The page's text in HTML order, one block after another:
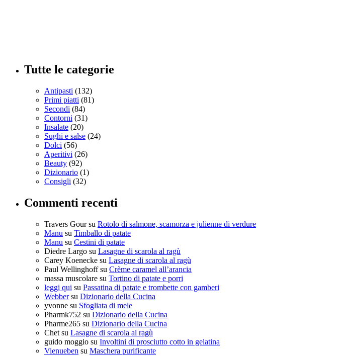
Tutte le categorie
Antipasti (132)
Primi piatti (81)
Secondi (84)
Contorni (31)
Insalate (20)
Sughi e salse (24)
Dolci (56)
Aperitivi (26)
Beauty (92)
Dizionario (1)
Consigli (32)
Commenti recenti
Travers Goursu Rotolo di salmone, scamorza e julienne di verdure
Manu su Timballo di patate
Manu su Cestini di patate
Diedre Largo su Lasagne di scarola al ragù
Carey Koenecke su Lasagne di scarola al ragù
Paul Wellinghoffsu Crème caramel all’arancia
massa muscolare su Tortino di patate e porri
leggi qui su Passatina di patate e trombette con gamberi
Webbersu Dizionario della Cucina
yvonne su Sfogliata di mele
Pharmk752 su Dizionario della Cucina
Pharme265 su Dizionario della Cucina
Chet su Lasagne di scarola al ragù
guido moggio su Involtini di prosciutto cotto in gelatina
Vienueben su Maschera purificante